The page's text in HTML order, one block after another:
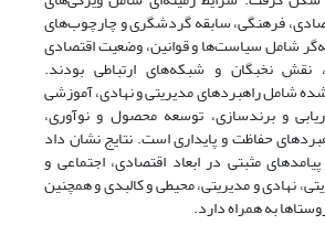
فرهنگی، سابقه گردشگری و چارچوب‌های
شامل سیاست‌ها و قوانین، وضعیت اقتصادی
نقش نخبگان و شبکه‌های ارتباطی بودند.
شامل راهبردهای مدیریتی و نهادی، آموزشی
و برندسازی، توسعه محصول و نوآوری،
حفاظت و پایداری است. نتایج نشان داد
مثبتی در ابعاد اقتصادی، اجتماعی و
نهادی و مدیریتی، محیطی و کالبدی و همچنین
به همراه دارد.